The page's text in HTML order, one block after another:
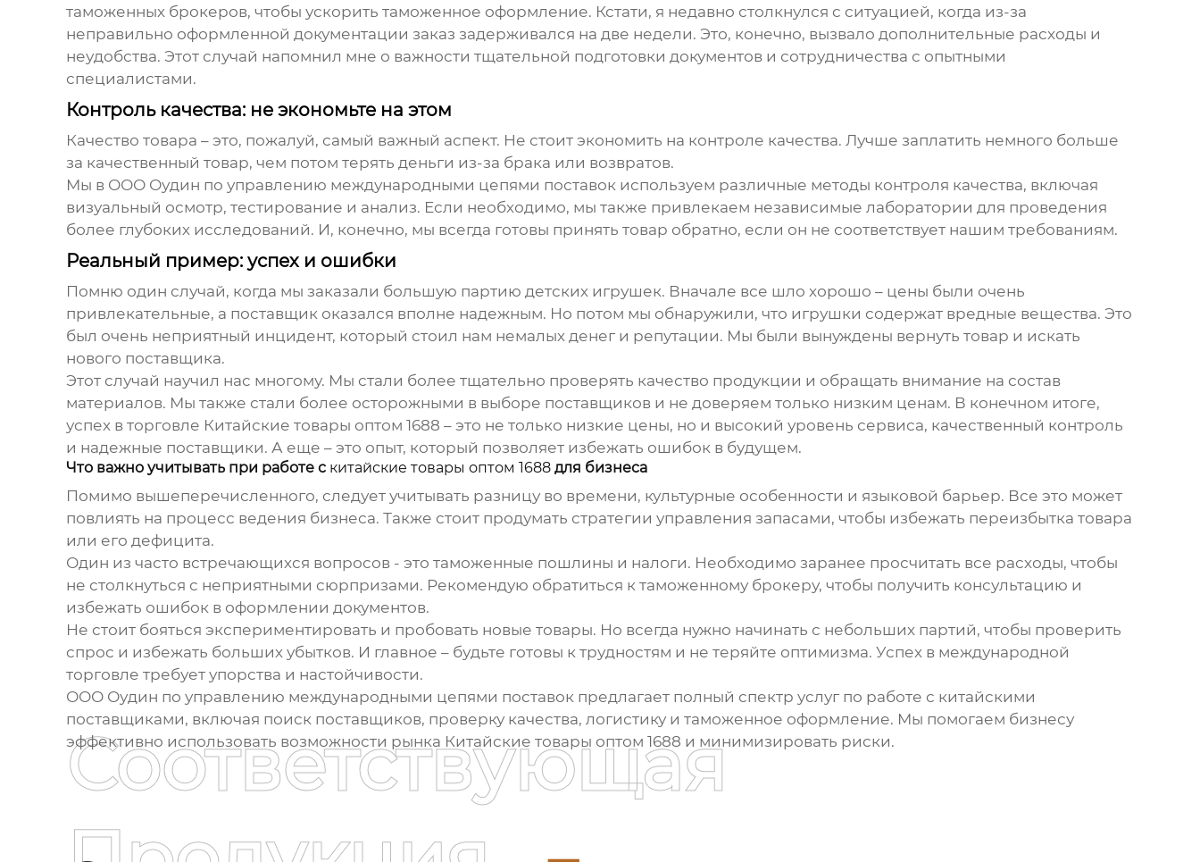
таможенных брокеров, чтобы ускорить таможенное оформление. Кстати, я недавно столкнулся с ситуацией, когда из-за
неправильно оформленной документации заказ задерживался на две недели. Это, конечно, вызвало дополнительные расходы и
неудобства. Этот случай напомнил мне о важности тщательной подготовки документов и сотрудничества с опытными
специалистами.
Контроль качества: не экономьте на этом
Качество товара – это, пожалуй, самый важный аспект. Не стоит экономить на контроле качества. Лучше заплатить немного больше
за качественный товар, чем потом терять деньги из-за брака или возвратов.
Мы в ООО Оудин по управлению международными цепями поставок используем различные методы контроля качества, включая
визуальный осмотр, тестирование и анализ. Если необходимо, мы также привлекаем независимые лаборатории для проведения
более глубоких исследований. И, конечно, мы всегда готовы принять товар обратно, если он не соответствует нашим требованиям.
Реальный пример: успех и ошибки
Помню один случай, когда мы заказали большую партию детских игрушек. Вначале все шло хорошо – цены были очень
привлекательные, а поставщик оказался вполне надежным. Но потом мы обнаружили, что игрушки содержат вредные вещества. Это
был очень неприятный инцидент, который стоил нам немалых денег и репутации. Мы были вынуждены вернуть товар и искать
нового поставщика.
Этот случай научил нас многому. Мы стали более тщательно проверять качество продукции и обращать внимание на состав
материалов. Мы также стали более осторожными в выборе поставщиков и не доверяем только низким ценам. В конечном итоге,
успех в торговле Китайские товары оптом 1688 – это не только низкие цены, но и высокий уровень сервиса, качественный контроль
и надежные поставщики. А еще – это опыт, который позволяет избежать ошибок в будущем.
Что важно учитывать при работе с китайские товары оптом 1688для бизнеса
Помимо вышеперечисленного, следует учитывать разницу во времени, культурные особенности и языковой барьер. Все это может
повлиять на процесс ведения бизнеса. Также стоит продумать стратегии управления запасами, чтобы избежать переизбытка товара
или его дефицита.
Один из часто встречающихся вопросов - это таможенные пошлины и налоги. Необходимо заранее просчитать все расходы, чтобы
не столкнуться с неприятными сюрпризами. Рекомендую обратиться к таможенному брокеру, чтобы получить консультацию и
избежать ошибок в оформлении документов.
Не стоит бояться экспериментировать и пробовать новые товары. Но всегда нужно начинать с небольших партий, чтобы проверить
спрос и избежать больших убытков. И главное – будьте готовы к трудностям и не теряйте оптимизма. Успех в международной
торговле требует упорства и настойчивости.
ООО Оудин по управлению международными цепями поставок предлагает полный спектр услуг по работе с китайскими
поставщиками, включая поиск поставщиков, проверку качества, логистику и таможенное оформление. Мы помогаем бизнесу
эффективно использовать возможности рынка Китайские товары оптом 1688 и минимизировать риски.
Соответствующая